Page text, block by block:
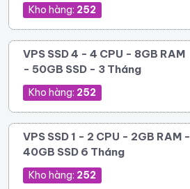
Kho hàng: 252
VPS SSD 4 - 4 CPU - 8GB RAM
- 50GB SSD - 3 Tháng
Kho hàng: 252
VPS SSD 1 - 2 CPU - 2GB RAM -
40GB SSD 6 Tháng
Kho hàng: 252